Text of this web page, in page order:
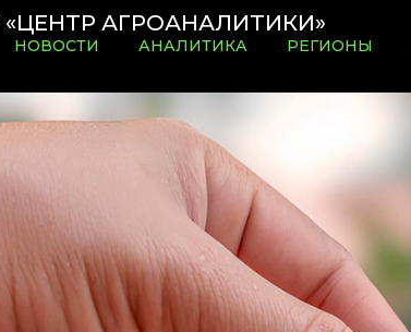
НОВОСТИ АНАЛИТИКА РЕГИОНЫ